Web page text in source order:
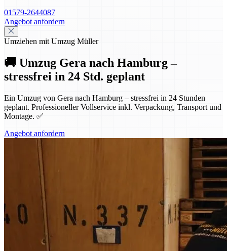
01579-2644087
Angebot anfordern
Umziehen mit Umzug Müller
🚚 Umzug Gera nach Hamburg –
stressfrei in 24 Std. geplant
Ein Umzug von Gera nach Hamburg – stressfrei in 24 Stunden
geplant. Professioneller Vollservice inkl. Verpackung, Transport und
Montage. ✅
Angebot anfordern